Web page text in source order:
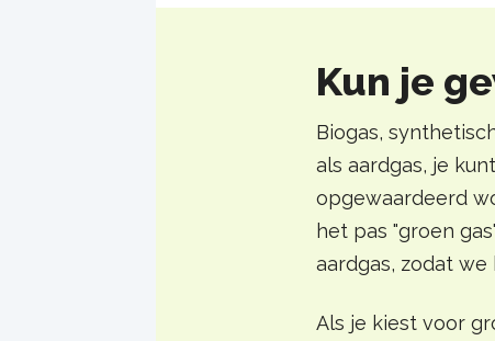
Kun je
Biogas,
als aardgas, je
opgewaardeerd
het pas "groen
aardgas, zodat
Als je kiest voor